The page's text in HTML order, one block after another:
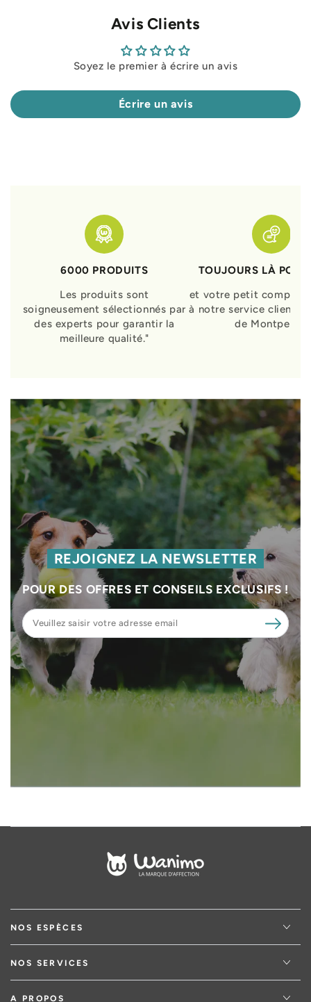
Avis Clients
Soyez le premier à écrire un avis
Écrire un avis
6000 PRODUITS
Les produits sont
soigneusement sélectionnés par
des experts pour garantir la
meilleure qualité."
TOUJOURS LÀ
et votre petit
à notre service clients
de Montpellier
REJOIGNEZ LA NEWSLETTER
POUR DES OFFRES ET CONSEILS EXCLUSIFS !
Veuillez
saisir
votre
adresse
email
NOS ESPÈCES
NOS SERVICES
A PROPOS